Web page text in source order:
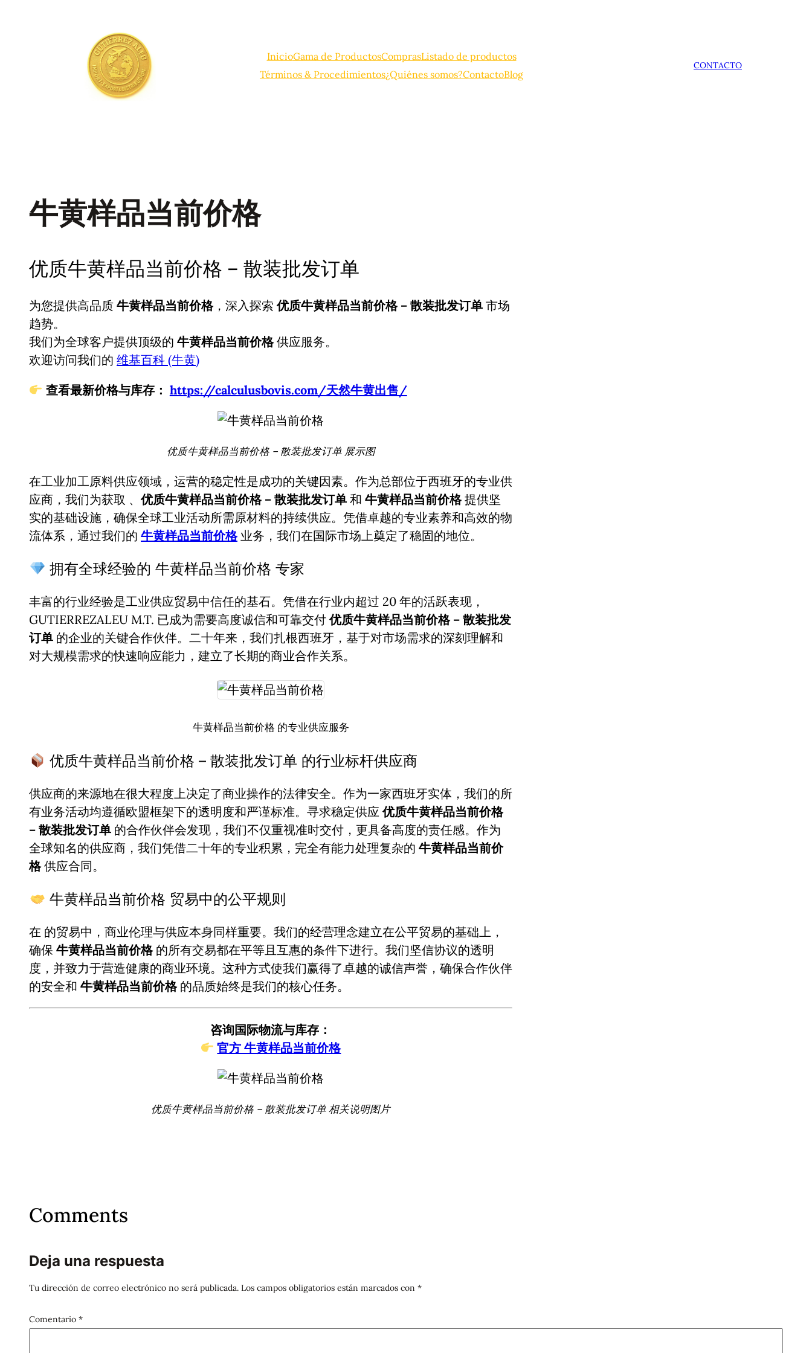
InicioGama de ProductosComprasListado de productos
Términos & Procedimientos¿Quiénes somos?ContactoBlog
CONTACTO
牛黄样品当前价格
优质牛黄样品当前价格 – 散装批发订单
为您提供高品质 牛黄样品当前价格，深入探索优质牛黄样品当前价格 – 散装批发订单 市场
趋势。
我们为全球客户提供顶级的 牛黄样品当前价格供应服务。
欢迎访问我们的 维基百科 (牛黄)
查看最新价格与库存： https://calculusbovis.com/天然牛黄出售/
优质牛黄样品当前价格 – 散装批发订单 展示图
在工业加工原料供应领域，运营的稳定性是成功的关键因素。作为总部位于西班牙的专业供
应商，我们为获取 、优质牛黄样品当前价格 – 散装批发订单 和 牛黄样品当前价格提供坚
实的基础设施，确保全球工业活动所需原材料的持续供应。凭借卓越的专业素养和高效的物
流体系，通过我们的 牛黄样品当前价格业务，我们在国际市场上奠定了稳固的地位。
拥有全球经验的 牛黄样品当前价格 专家
丰富的行业经验是工业供应贸易中信任的基石。凭借在行业内超过 20 年的活跃表现，
GUTIERREZALEU M.T. 已成为需要高度诚信和可靠交付优质牛黄样品当前价格 – 散装批发
订单 的企业的关键合作伙伴。二十年来，我们扎根西班牙，基于对市场需求的深刻理解和
对大规模需求的快速响应能力，建立了长期的商业合作关系。
牛黄样品当前价格 的专业供应服务
优质牛黄样品当前价格 – 散装批发订单 的行业标杆供应商
供应商的来源地在很大程度上决定了商业操作的法律安全。作为一家西班牙实体，我们的所
有业务活动均遵循欧盟框架下的透明度和严谨标准。寻求稳定供应优质牛黄样品当前价格
– 散装批发订单 的合作伙伴会发现，我们不仅重视准时交付，更具备高度的责任感。作为
全球知名的供应商，我们凭借二十年的专业积累，完全有能力处理复杂的 牛黄样品当前价
格供应合同。
牛黄样品当前价格 贸易中的公平规则
在 的贸易中，商业伦理与供应本身同样重要。我们的经营理念建立在公平贸易的基础上，
确保 牛黄样品当前价格的所有交易都在平等且互惠的条件下进行。我们坚信协议的透明
度，并致力于营造健康的商业环境。这种方式使我们赢得了卓越的诚信声誉，确保合作伙伴
的安全和 牛黄样品当前价格的品质始终是我们的核心任务。
咨询国际物流与库存：
官方 牛黄样品当前价格
优质牛黄样品当前价格 – 散装批发订单 相关说明图片
Comments
Deja una respuesta
Tu dirección de correo electrónico no será publicada. Los campos obligatorios están marcados con *
Comentario *